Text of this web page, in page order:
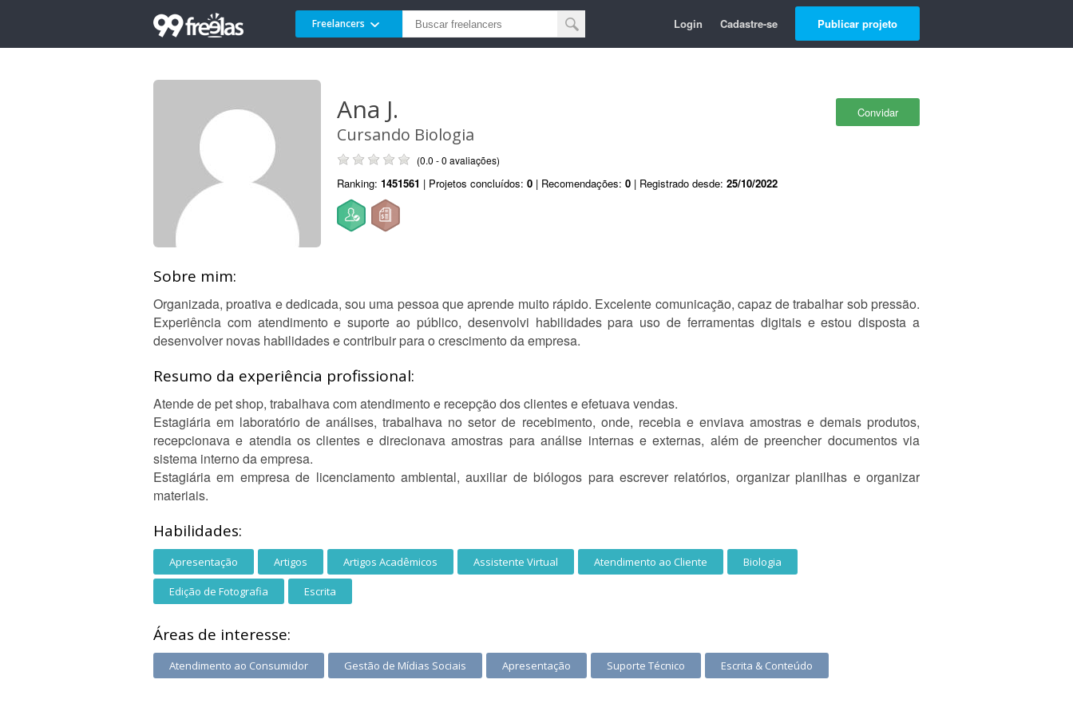
Freelancers Login Cadastre-se Publicar projeto
Convidar
Ana J.
Cursando Biologia
(0.0 - 0 avaliações)
Ranking: 1451561 | Projetos concluídos: 0 | Recomendações: 0 | Registrado desde: 25/10/2022
Sobre mim:
Organizada, proativa e dedicada, sou uma pessoa que aprende muito rápido. Excelente comunicação, capaz de trabalhar sob pressão.
Experiência com atendimento e suporte ao público, desenvolvi habilidades para uso de ferramentas digitais e estou disposta a
desenvolver novas habilidades e contribuir para o crescimento da empresa.
Resumo da experiência profissional:
Atende de pet shop, trabalhava com atendimento e recepção dos clientes e efetuava vendas.
Estagiária em laboratório de análises, trabalhava no setor de recebimento, onde, recebia e enviava amostras e demais produtos,
recepcionava e atendia os clientes e direcionava amostras para análise internas e externas, além de preencher documentos via
sistema interno da empresa.
Estagiária em empresa de licenciamento ambiental, auxiliar de biólogos para escrever relatórios, organizar planilhas e organizar
materiais.
Habilidades:
Apresentação Artigos Artigos Acadêmicos Assistente Virtual Atendimento ao Cliente Biologia
Edição de Fotografia Escrita
Áreas de interesse:
Atendimento ao Consumidor Gestão de Mídias Sociais Apresentação Suporte Técnico Escrita & Conteúdo